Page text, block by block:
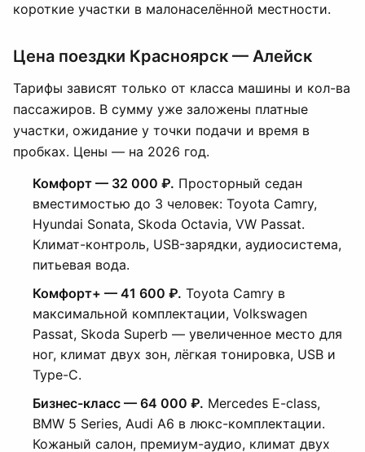
короткие участки в малонаселённой местности.
Цена поездки Красноярск — Алейск
Тарифы зависят только от класса машины и кол-ва
пассажиров. В сумму уже заложены платные
участки, ожидание у точки подачи и время в
пробках. Цены — на 2026 год.
Комфорт — 32 000 ₽. Просторный седан
вместимостью до 3 человек: Toyota Camry,
Hyundai Sonata, Skoda Octavia, VW Passat.
Климат-контроль, USB-зарядки, аудиосистема,
питьевая вода.
Комфорт+ — 41 600 ₽. Toyota Camry в
максимальной комплектации, Volkswagen
Passat, Skoda Superb — увеличенное место для
ног, климат двух зон, лёгкая тонировка, USB и
Type-C.
Бизнес-класс — 64 000 ₽. Mercedes E-class,
BMW 5 Series, Audi A6 в люкс-комплектации.
Кожаный салон, премиум-аудио, климат двух